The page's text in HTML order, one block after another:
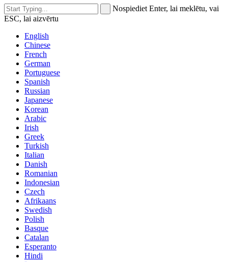
Nospiediet Enter, lai meklētu, vai
ESC, lai aizvērtu
English
Chinese
French
German
Portuguese
Spanish
Russian
Japanese
Korean
Arabic
Irish
Greek
Turkish
Italian
Danish
Romanian
Indonesian
Czech
Afrikaans
Swedish
Polish
Basque
Catalan
Esperanto
Hindi